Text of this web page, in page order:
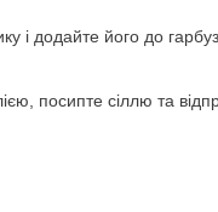
і додайте його до
посипте сіллю та